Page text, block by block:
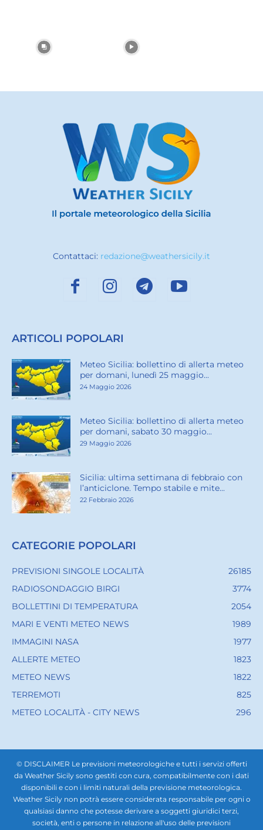
Contattaci: redazione@weathersicily.it
ARTICOLI POPOLARI
Meteo Sicilia: bollettino di allerta meteo
per domani, lunedì 25 maggio...
24 Maggio 2026
Meteo Sicilia: bollettino di allerta meteo
per domani, sabato 30 maggio...
29 Maggio 2026
Sicilia: ultima settimana di febbraio con
l’anticiclone. Tempo stabile e mite...
22 Febbraio 2026
CATEGORIE POPOLARI
PREVISIONI SINGOLE LOCALITÀ
26185
RADIOSONDAGGIO BIRGI
3774
BOLLETTINI DI TEMPERATURA
2054
MARI E VENTI METEO NEWS
1989
IMMAGINI NASA
1977
ALLERTE METEO
1823
METEO NEWS
1822
TERREMOTI
825
METEO LOCALITÀ - CITY NEWS
296
© DISCLAIMER Le previsioni meteorologiche e tutti i servizi offerti
da Weather Sicily sono gestiti con cura, compatibilmente con i dati
disponibili e con i limiti naturali della previsione meteorologica.
Weather Sicily non potrà essere considerata responsabile per ogni o
qualsiasi danno che potesse derivare a soggetti giuridici terzi,
società, enti o persone in relazione all'uso delle previsioni